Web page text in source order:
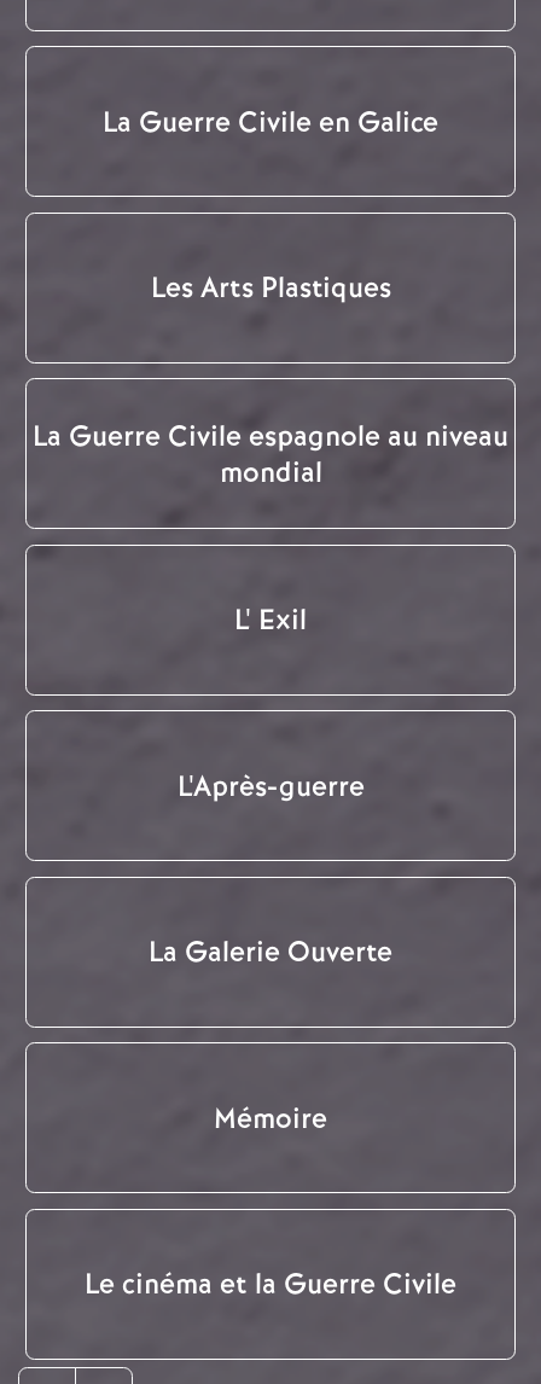
La Guerre Civile en Galice
Les Arts Plastiques
La Guerre Civile espagnole au niveau
mondial
L' Exil
L'Après-guerre
La Galerie Ouverte
Mémoire
Le cinéma et la Guerre Civile